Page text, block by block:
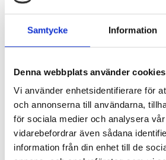
Samtycke Information
Denna webbplats använder cookies
Vi använder enhetsidentifierare för
och annonserna till användarna,
för sociala medier och analysera
vidarebefordrar även sådana
information från din enhet till de
Period:
Avresa:
Umeå, Avresetid 09:00. Beräknad
Milano, Avresetid 13:00. Beräknad
Inkluderat i resan:
*Flyg Umeå-Arlanda-Milano t/r
*Ett handbagage max 8 kg
*Ett incheckat bagage max 23 kg